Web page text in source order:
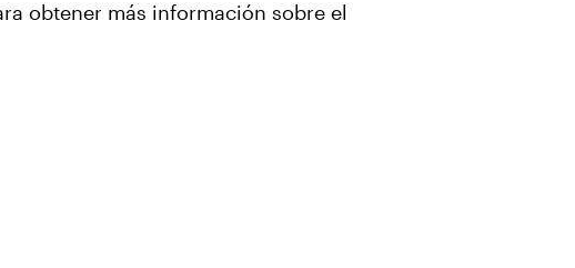
obtener más información sobre el